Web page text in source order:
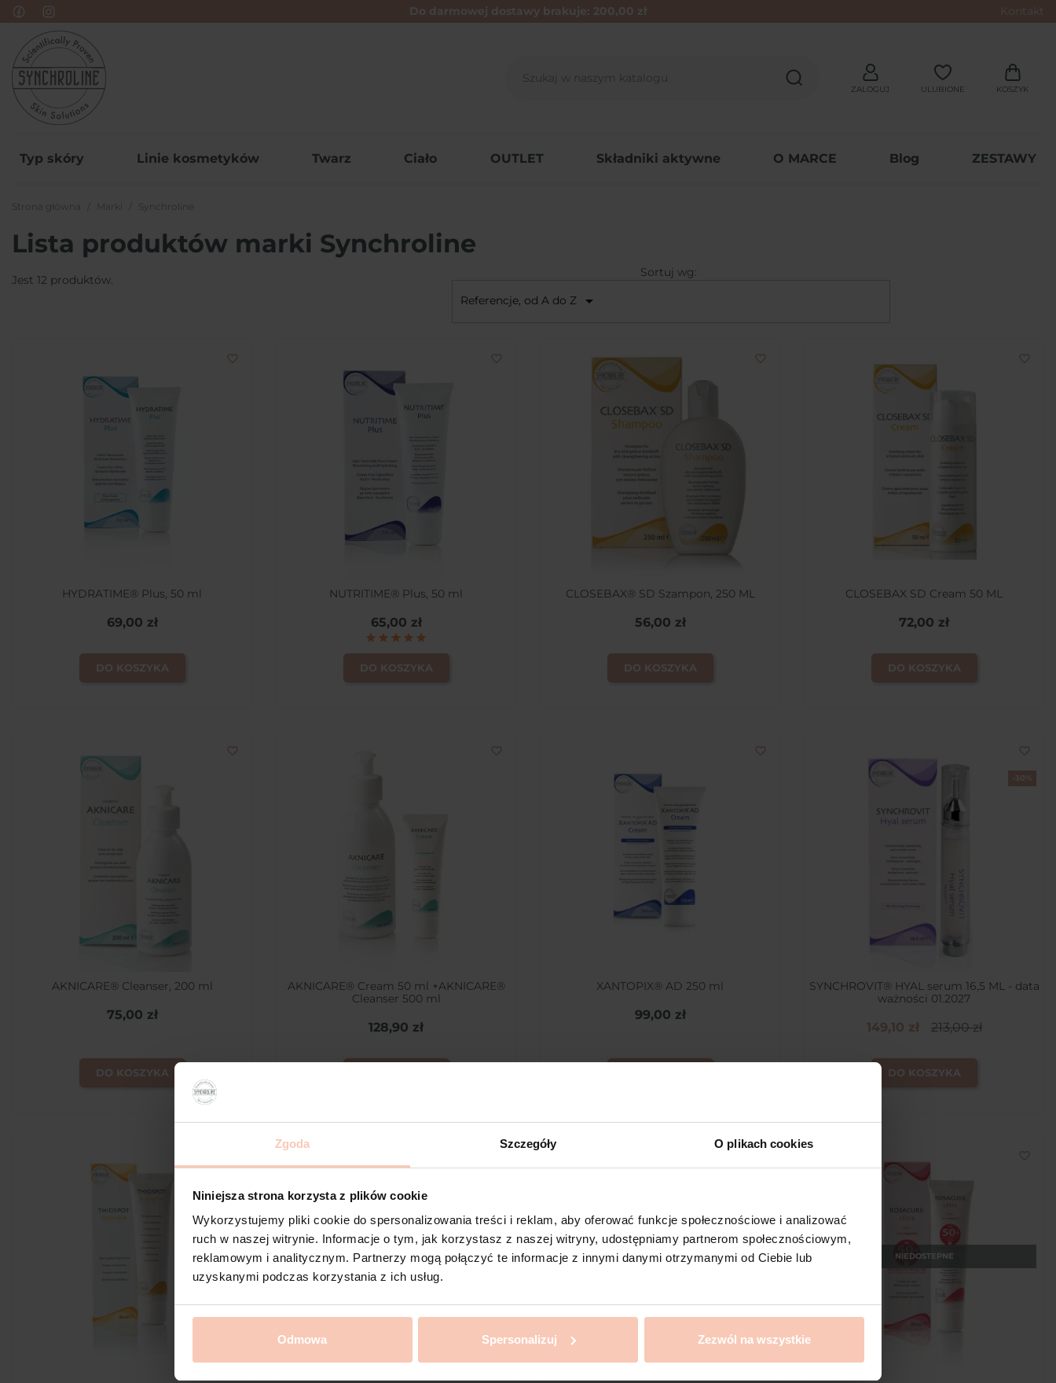
Zgoda Szczegóły O plikach cookies
Niniejsza strona korzysta z plików cookie
Wykorzystujemy pliki cookie do spersonalizowania treści i reklam, aby oferować funkcje społecznościowe i analizować
ruch w naszej witrynie. Informacje o tym, jak korzystasz z naszej witryny, udostępniamy partnerom społecznościowym,
reklamowym i analitycznym. Partnerzy mogą połączyć te informacje z innymi danymi otrzymanymi od Ciebie lub
uzyskanymi podczas korzystania z ich usług.
Odmowa Spersonalizuj Zezwól na wszystkie
Do darmowej dostawy brakuje: 200,00 zł Kontakt
ZALOGUJ ULUBIONE KOSZYK
Typ skóry Linie kosmetyków Twarz Ciało OUTLET Składniki aktywne O MARCE Blog ZESTAWY
Strona główna Marki Synchroline
Lista produktów marki Synchroline
Jest 12 produktów.
Sortuj wg:
Referencje, od A do Z 
HYDRATIME® Plus, 50 ml
69,00 zł
DO KOSZYKA
favorite_border
NUTRITIME® Plus, 50 ml
65,00 zł
DO KOSZYKA
favorite_border
CLOSEBAX® SD Szampon, 250 ML
56,00 zł
DO KOSZYKA
favorite_border
CLOSEBAX SD Cream 50 ML
72,00 zł
DO KOSZYKA
favorite_border
AKNICARE® Cleanser, 200 ml
75,00 zł
DO KOSZYKA
favorite_border
AKNICARE® Cream 50 ml +AKNICARE®
Cleanser 500 ml
128,90 zł
favorite_border
XANTOPIX® AD 250 ml
99,00 zł
favorite_border
-30%
SYNCHROVIT® HYAL serum 16,5 ML - data
ważności 01.2027
149,10 zł 213,00 zł
DO KOSZYKA
favorite_border
NIEDOSTEPNE
favorite_border